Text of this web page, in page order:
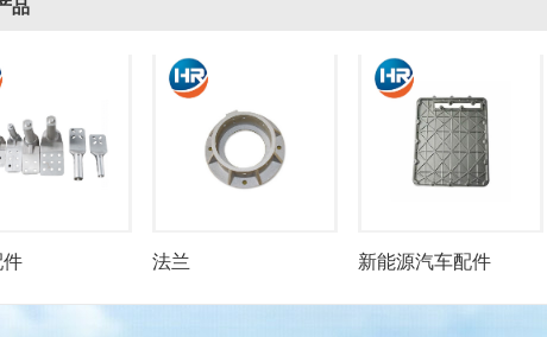
品
件 法兰 新能源汽车配件